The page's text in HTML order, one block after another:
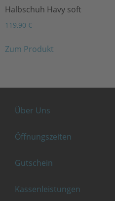
Halbschuh Havy soft
119,90 €
Zum Produkt
Über Uns
Öffnungszeiten
Gutschein
Kassenleistungen